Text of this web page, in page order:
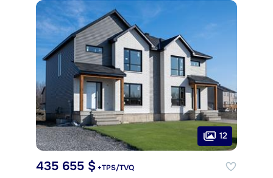
12
435 655 $ +TPS/TVQ